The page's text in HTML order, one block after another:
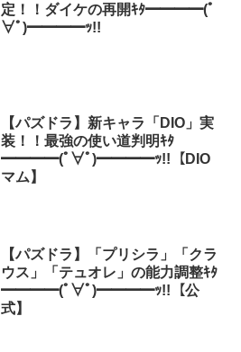
定！！ダイケの再開ｷﾀ━━━━(ﾟ
∀ﾟ)━━━━ｯ!!
【パズドラ】新キャラ「DIO」実
装！！最強の使い道判明ｷﾀ
━━━━(ﾟ∀ﾟ)━━━━ｯ!!【DIO
マム】
【パズドラ】「プリシラ」「クラ
ウス」「テュオレ」の能力調整ｷﾀ
━━━━(ﾟ∀ﾟ)━━━━ｯ!!【公
式】